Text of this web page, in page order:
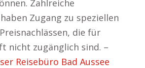
Zahlreiche
Zugang zu speziellen
die für
nicht zugänglich sind. –
Reisebüro Bad Aussee